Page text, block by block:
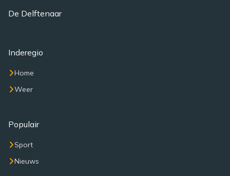
De Delftenaar
Inderegio
Home
Weer
Populair
Sport
Nieuws